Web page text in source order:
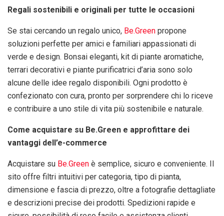
Regali sostenibili e originali per tutte le occasioni
Se stai cercando un regalo unico, Be.Green propone
soluzioni perfette per amici e familiari appassionati di
verde e design. Bonsai eleganti, kit di piante aromatiche,
terrari decorativi e piante purificatrici d’aria sono solo
alcune delle idee regalo disponibili. Ogni prodotto è
confezionato con cura, pronto per sorprendere chi lo riceve
e contribuire a uno stile di vita più sostenibile e naturale.
Come acquistare su Be.Green e approfittare dei
vantaggi dell’e-commerce
Acquistare su Be.Green è semplice, sicuro e conveniente. Il
sito offre filtri intuitivi per categoria, tipo di pianta,
dimensione e fascia di prezzo, oltre a fotografie dettagliate
e descrizioni precise dei prodotti. Spedizioni rapide e